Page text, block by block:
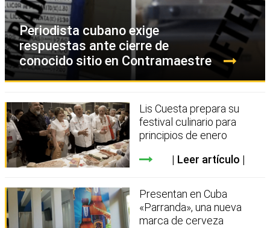
Periodista cubano exige
respuestas ante cierre de
conocido sitio en Contramaestre
Lis Cuesta prepara su
festival culinario para
principios de enero
Leer artículo
Presentan en Cuba
«Parranda», una nueva
marca de cerveza